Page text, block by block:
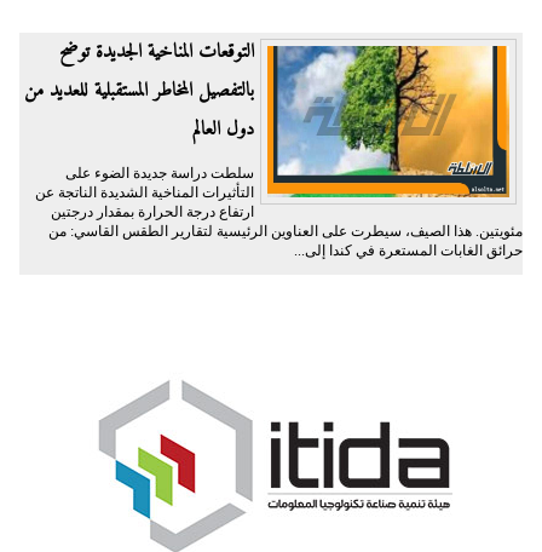
التوقعات المناخية الجديدة توضح
بالتفصيل المخاطر المستقبلية للعديد من
دول العالم
سلطت دراسة جديدة الضوء على
التأثيرات المناخية الشديدة الناتجة عن
ارتفاع درجة الحرارة بمقدار درجتين
مئويتين. هذا الصيف، سيطرت على العناوين الرئيسية لتقارير الطقس القاسي: من
حرائق الغابات المستعرة في كندا إلى...